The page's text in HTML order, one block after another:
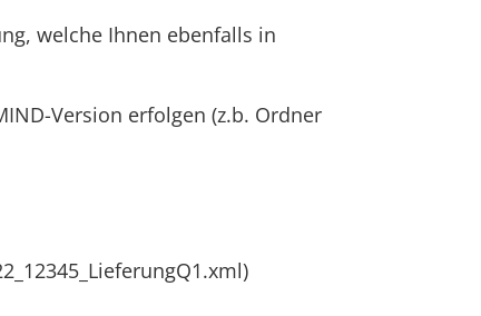
welche Ihnen ebenfalls in
Version erfolgen (z.b. Ordner